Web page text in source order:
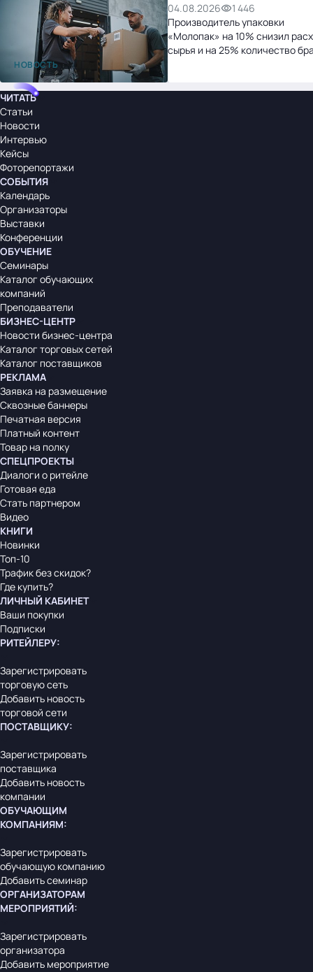
НОВОСТЬ
04.08.2026
1 446
Производитель упаковки
«Молопак» на 10% снизил
сырья и на 25% количество
ЧИТАТЬ
Статьи
Новости
Интервью
Кейсы
Фоторепортажи
СОБЫТИЯ
Календарь
Организаторы
Выставки
Конференции
ОБУЧЕНИЕ
Семинары
Каталог обучающих
компаний
Преподаватели
БИЗНЕС-ЦЕНТР
Новости бизнес-центра
Каталог торговых сетей
Каталог поставщиков
РЕКЛАМА
Заявка на размещение
Сквозные баннеры
Печатная версия
Платный контент
Товар на полку
СПЕЦПРОЕКТЫ
Диалоги о ритейле
Готовая еда
Стать партнером
Видео
КНИГИ
Новинки
Топ-10
Трафик без скидок?
Где купить?
ЛИЧНЫЙ КАБИНЕТ
Ваши покупки
Подписки
РИТЕЙЛЕРУ:
Зарегистрировать
торговую сеть
Добавить новость
торговой сети
ПОСТАВЩИКУ:
Зарегистрировать
поставщика
Добавить новость
компании
ОБУЧАЮЩИМ
КОМПАНИЯМ:
Зарегистрировать
обучающую компанию
Добавить семинар
ОРГАНИЗАТОРАМ
МЕРОПРИЯТИЙ:
Зарегистрировать
организатора
Добавить мероприятие